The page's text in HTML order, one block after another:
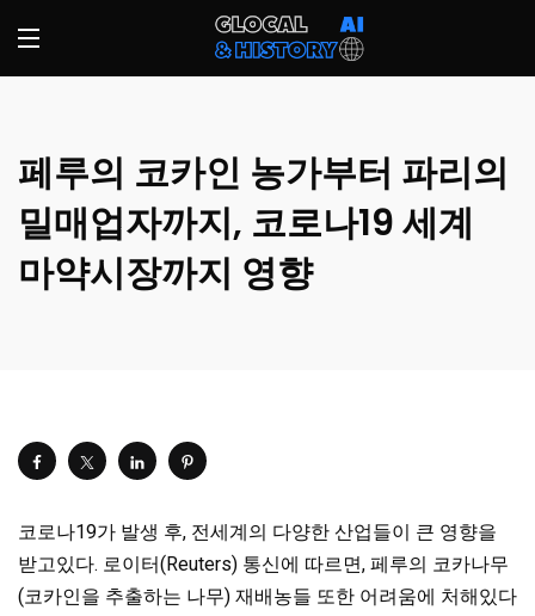
페루의 코카인 농가부터 파리의
밀매업자까지, 코로나19 세계
마약시장까지 영향
코로나19가 발생 후, 전세계의 다양한 산업들이 큰 영향을
받고있다. 로이터(Reuters) 통신에 따르면, 페루의 코카나무
(코카인을 추출하는 나무) 재배농들 또한 어려움에 처해있다